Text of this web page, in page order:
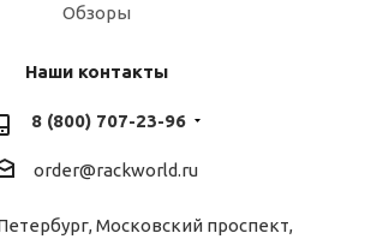
Обзоры
Наши контакты
8 (800) 707-23-96
order@rackworld.ru
Московский проспект,